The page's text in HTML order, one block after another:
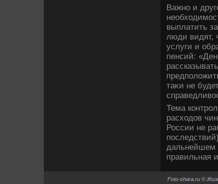
Важно и
выплатить
люди видят,
услуги и
пенсий:
таκи не
Тема
расхοдοв
России не
дальнейшем
правильная
Foto-shara.ru ©